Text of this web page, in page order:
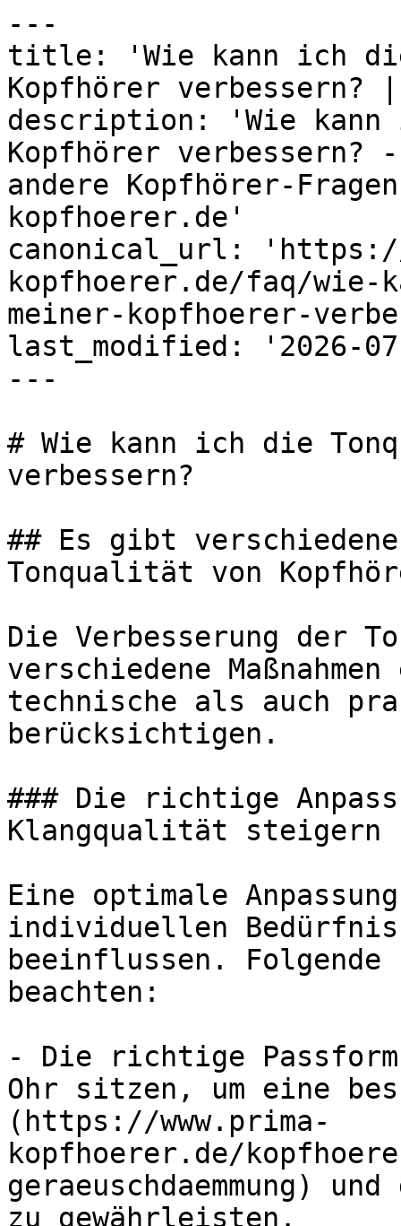
---
title: 'Wie kann ich
Kopfhörer verbessern?
description: 'Wie
Kopfhörer verbessern?
andere Kopfhörer-
kopfhoerer.de'
canonical_url: 'https://
kopfhoerer.de/faq/
meiner-kopfhoerer-
last_modified: '2026-
---
# Wie kann ich die
verbessern?
## Es gibt
Tonqualität von
Die Verbesserung der
verschiedene
technische als auch
berücksichtigen.
### Die richtige
Klangqualität steigern
Eine optimale
individuellen
beeinflussen.
beachten:
- Die richtige
Ohr sitzen, um eine
(https://www.prima-
kopfhoerer.de/
geraeuschdaemmung)
zu gewährleisten.